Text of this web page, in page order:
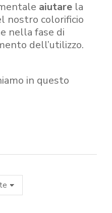
aiutare la
nostro colorificio
nella fase di
dell’utilizzo.
in questo